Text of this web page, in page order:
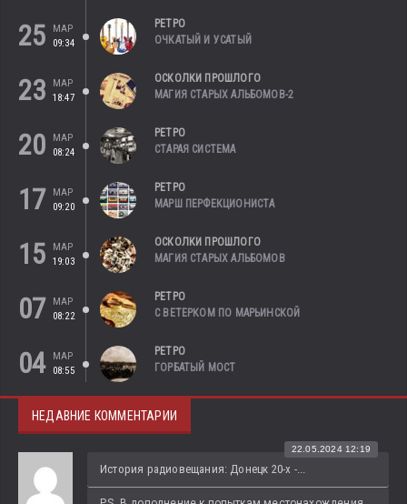
25
МАР
09:34
РЕТРО
ОЧКАТЫЙ И УСАТЫЙ
23
МАР
18:47
ОСКОЛКИ ПРОШЛОГО
МАГИЯ СТАРЫХ АЛЬБОМОВ-2
20
МАР
08:24
РЕТРО
СТАРАЯ СИСТЕМА
17
МАР
09:20
РЕТРО
МАРШ ПЕРФЕКЦИОНИСТА
15
МАР
19:03
ОСКОЛКИ ПРОШЛОГО
МАГИЯ СТАРЫХ АЛЬБОМОВ
07
МАР
08:22
РЕТРО
С ВЕТЕРКОМ ПО МАРЬИНСКОЙ
04
МАР
08:55
РЕТРО
ГОРБАТЫЙ МОСТ
НЕДАВНИЕ КОММЕНТАРИИ
История радиовещания: Донецк 20-х -...
22.05.2024 12:19